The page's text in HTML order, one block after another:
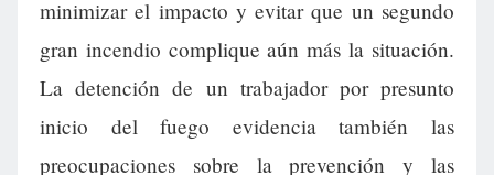
minimizar el impacto y evitar que un segundo
gran incendio complique aún más la situación.
La detención de un trabajador por presunto
inicio del fuego evidencia también las
preocupaciones sobre la prevención y las